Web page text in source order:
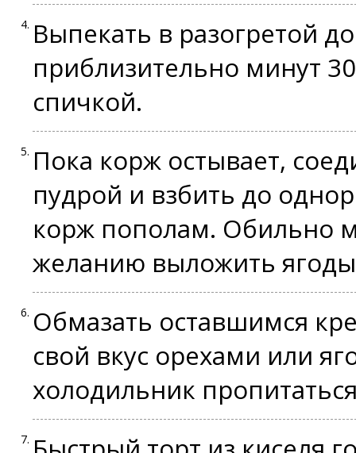
Выпекать в разогретой
приблизительно минут
спичкой.
Пока корж остывает,
пудрой и взбить до
корж пополам. Обильно
желанию выложить
Обмазать оставшимся
свой вкус орехами или
холодильник